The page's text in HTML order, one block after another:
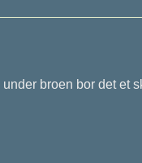
broen bor det et